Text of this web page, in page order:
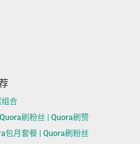
合
刷粉丝 | Quora刷赞
包月套餐 | Quora刷粉丝